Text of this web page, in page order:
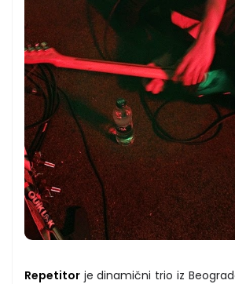
Repetitor je dinamični trio iz